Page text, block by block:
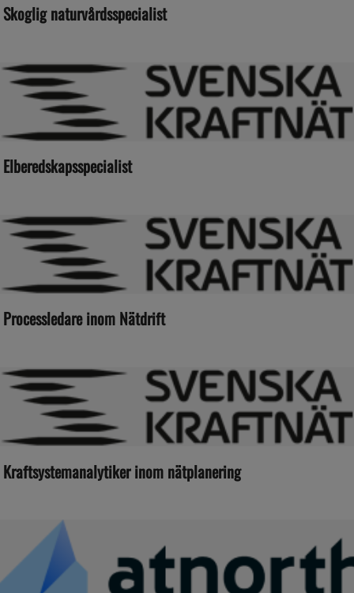
Skoglig naturvårdsspecialist
Elberedskapsspecialist
Processledare inom Nätdrift
Kraftsystemanalytiker inom nätplanering